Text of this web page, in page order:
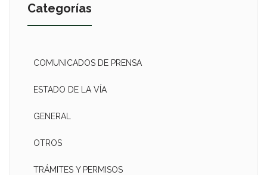
Categorías
COMUNICADOS DE PRENSA
ESTADO DE LA VÍA
GENERAL
OTROS
TRÁMITES Y PERMISOS